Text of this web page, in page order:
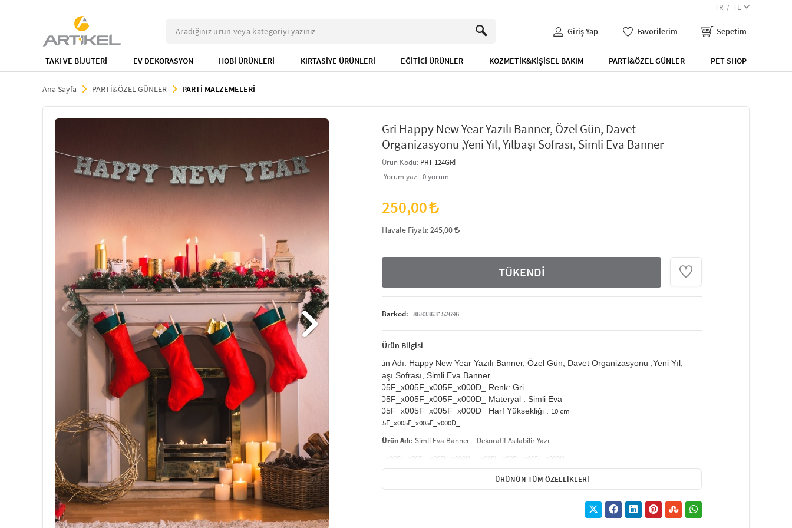
TR TL
Giriş Yap Favorilerim Sepetim
TAKI VE BİJUTERİ EV DEKORASYON HOBİ ÜRÜNLERİ KIRTASİYE ÜRÜNLERİ EĞİTİCİ ÜRÜNLER KOZMETİK&KİŞİSEL BAKIM PARTİ&ÖZEL GÜNLER PET SHOP
Ana Sayfa PARTİ&ÖZEL GÜNLER PARTİ MALZEMELERİ
Gri Happy New Year Yazılı Banner, Özel Gün, Davet
Organizasyonu ,Yeni Yıl, Yılbaşı Sofrası, Simli Eva Banner
Ürün Kodu: PRT-124GRİ
Yorum yaz | 0yorum
250,00
Havale Fiyatı:245,00
TÜKENDİ
Barkod: 8683363152696
Ürün Bilgisi
Ürün Adı: Happy New Year Yazılı Banner, Özel Gün, Davet Organizasyonu ,Yeni Yıl,
Yılbaşı Sofrası, Simli Eva Banner
_x005F_x005F_x005F_x000D_ Renk: Gri
_x005F_x005F_x005F_x000D_ Materyal : Simli Eva
_x005F_x005F_x005F_x000D_ Harf Yüksekliği : 10 cm
_x005F_x005F_x005F_x000D_
Ürün Adı: Simli Eva Banner – Dekoratif Asılabilir Yazı
_x005F_x005F_x005F_x000D_ _x005F_x005F_x005F_x000D_
Parlak eva malzemeden üretilmiş budekoratif banner, mekânlara estetik bir dokunuş katmak için
idealdir. Hafif yapısı ve kolay asılabilir özelliği sayesinde birçok farklı yüzeyde kullanım kolaylığı
ÜRÜNÜN TÜM ÖZELLIKLERI